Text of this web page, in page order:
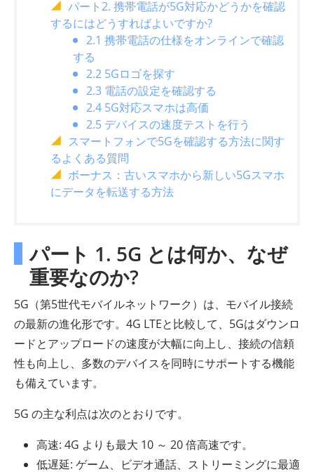
パート2. 携帯電話が5G対応かどうかを確認
するにはどうすればよいですか?
2.1 携帯電話の仕様をオンラインで確認
する
2.2 5Gロゴを探す
2.3 電話の設定を確認する
2.4 5G対応スマホは高価
2.5 デバイスの速度テストを行う
スマートフォンで5Gを確認する方法に関す
るよくある質問
ボーナス：古いスマホから新しい5Gスマホ
にデータを転送する方法
パート 1. 5G とは何か、なぜ
重要なのか?
5G（第5世代モバイルネットワーク）は、モバイル接続
の最新の進化形です。4G LTEと比較して、5Gはダウンロ
ードとアップロードの速度が大幅に向上し、接続の信頼
性も向上し、多数のデバイスを同時にサポートする機能
も備えています。
5G の主な利点は次のとおりです。
高速: 4G よりも最大 10 ～ 20 倍高速です。
低遅延: ゲーム、ビデオ通話、ストリーミングに最適